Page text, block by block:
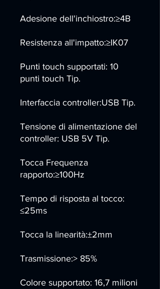
Adesione dell'inchiostro:≥4B
Resistenza all'impatto:≥IK07
Punti touch supportati: 10
punti touch Tip.
Interfaccia controller:USB Tip.
Tensione di alimentazione del
controller: USB 5V Tip.
Tocca Frequenza
rapporto:≥100Hz
Tempo di risposta al tocco:
≤25ms
Tocca la linearità:±2mm
Trasmissione:> 85%
Colore supportato: 16,7 milioni